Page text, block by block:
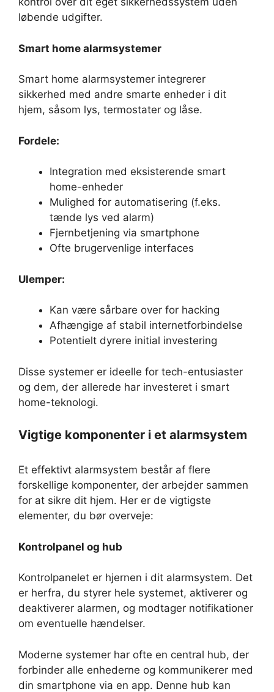
løbende udgifter.
Smart home alarmsystemer
Smart home alarmsystemer integrerer
sikkerhed med andre smarte enheder i dit
hjem, såsom lys, termostater og låse.
Fordele:
Integration med eksisterende smart
home-enheder
Mulighed for automatisering (f.eks.
tænde lys ved alarm)
Fjernbetjening via smartphone
Ofte brugervenlige interfaces
Ulemper:
Kan være sårbare over for hacking
Afhængige af stabil internetforbindelse
Potentielt dyrere initial investering
Disse systemer er ideelle for tech-entusiaster
og dem, der allerede har investeret i smart
home-teknologi.
Vigtige komponenter i et alarmsystem
Et effektivt alarmsystem består af flere
forskellige komponenter, der arbejder sammen
for at sikre dit hjem. Her er de vigtigste
elementer, du bør overveje:
Kontrolpanel og hub
Kontrolpanelet er hjernen i dit alarmsystem. Det
er herfra, du styrer hele systemet, aktiverer og
deaktiverer alarmen, og modtager notifikationer
om eventuelle hændelser.
Moderne systemer har ofte en central hub, der
forbinder alle enhederne og kommunikerer med
din smartphone via en app. Denne hub kan